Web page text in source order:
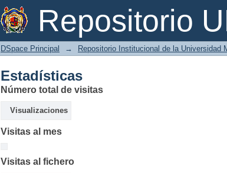
Repositorio
Estadísticas
DSpace Principal → Repositorio Institucional de la Universidad
Estadísticas
Número total de visitas
Visualizaciones
Visitas al mes
Visitas al fichero